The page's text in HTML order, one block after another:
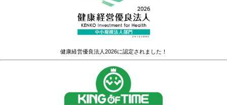
健康経営優良法人2026に認定されました！